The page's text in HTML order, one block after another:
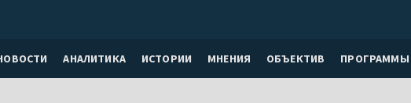
АНАЛИТИКА ИСТОРИИ МНЕНИЯ ОБЪЕКТИВ ПРОГРАММЫ